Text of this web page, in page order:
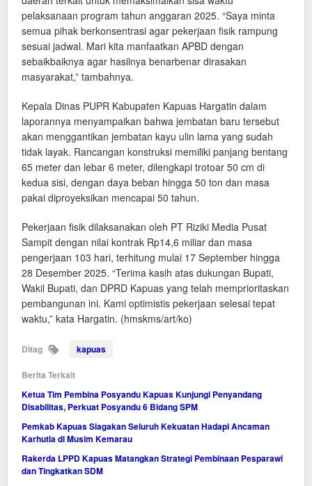
pelaksanaan program tahun anggaran 2025. “Saya minta
semua pihak berkonsentrasi agar pekerjaan fisik rampung
sesuai jadwal. Mari kita manfaatkan APBD dengan
sebaikbaiknya agar hasilnya benarbenar dirasakan
masyarakat,” tambahnya.
Kepala Dinas PUPR Kabupaten Kapuas Hargatin dalam
laporannya menyampaikan bahwa jembatan baru tersebut
akan menggantikan jembatan kayu ulin lama yang sudah
tidak layak. Rancangan konstruksi memiliki panjang bentang
65 meter dan lebar 6 meter, dilengkapi trotoar 50 cm di
kedua sisi, dengan daya beban hingga 50 ton dan masa
pakai diproyeksikan mencapai 50 tahun.
Pekerjaan fisik dilaksanakan oleh PT Riziki Media Pusat
Sampit dengan nilai kontrak Rp14,6 miliar dan masa
pengerjaan 103 hari, terhitung mulai 17 September hingga
28 Desember 2025. “Terima kasih atas dukungan Bupati,
Wakil Bupati, dan DPRD Kapuas yang telah memprioritaskan
pembangunan ini. Kami optimistis pekerjaan selesai tepat
waktu,” kata Hargatin. (hmskms/art/ko)
Ditag kapuas
Berita Terkait
Ketua Tim Pembina Posyandu Kapuas Kunjungi Penyandang
Disabilitas, Perkuat Posyandu 6 Bidang SPM
Pemkab Kapuas Siagakan Seluruh Kekuatan Hadapi Ancaman
Karhutla di Musim Kemarau
Rakerda LPPD Kapuas Matangkan Strategi Pembinaan Pesparawi
dan Tingkatkan SDM